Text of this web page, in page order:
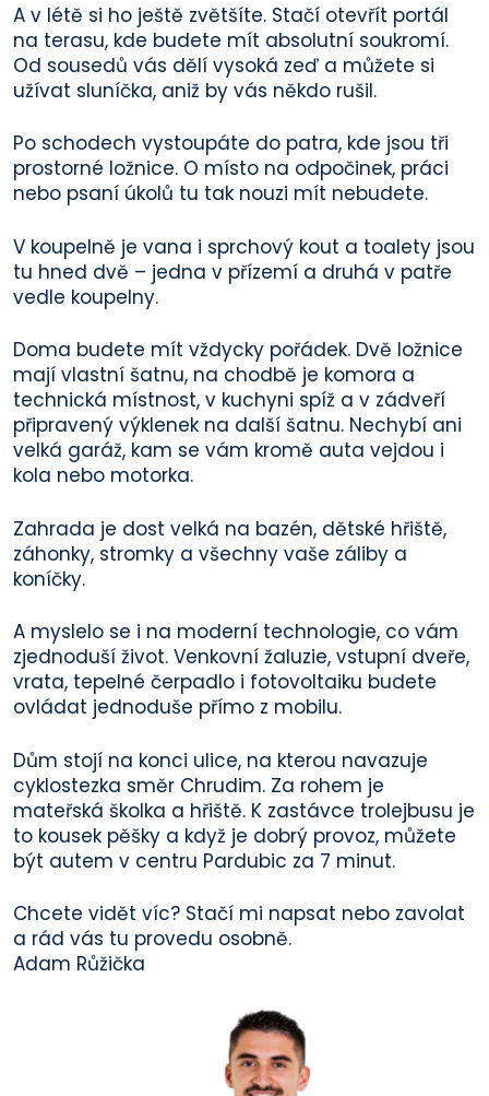
A v létě si ho ještě zvětšíte. Stačí otevřít portál
na terasu, kde budete mít absolutní soukromí.
Od sousedů vás dělí vysoká zeď a můžete si
užívat sluníčka, aniž by vás někdo rušil.
Po schodech vystoupáte do patra, kde jsou tři
prostorné ložnice. O místo na odpočinek, práci
nebo psaní úkolů tu tak nouzi mít nebudete.
V koupelně je vana i sprchový kout a toalety jsou
tu hned dvě – jedna v přízemí a druhá v patře
vedle koupelny.
Doma budete mít vždycky pořádek. Dvě ložnice
mají vlastní šatnu, na chodbě je komora a
technická místnost, v kuchyni spíž a v zádveří
připravený výklenek na další šatnu. Nechybí ani
velká garáž, kam se vám kromě auta vejdou i
kola nebo motorka.
Zahrada je dost velká na bazén, dětské hřiště,
záhonky, stromky a všechny vaše záliby a
koníčky.
A myslelo se i na moderní technologie, co vám
zjednoduší život. Venkovní žaluzie, vstupní dveře,
vrata, tepelné čerpadlo i fotovoltaiku budete
ovládat jednoduše přímo z mobilu.
Dům stojí na konci ulice, na kterou navazuje
cyklostezka směr Chrudim. Za rohem je
mateřská školka a hřiště. K zastávce trolejbusu je
to kousek pěšky a když je dobrý provoz, můžete
být autem v centru Pardubic za 7 minut.
Chcete vidět víc? Stačí mi napsat nebo zavolat
a rád vás tu provedu osobně.
Adam Růžička